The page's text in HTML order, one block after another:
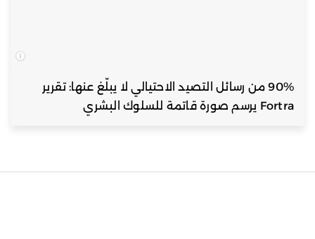
90% من رسائل التصيد الاحتيالي لا يبلّغ عنها: تقرير
Fortra يرسم صورة قاتمة للسلوك البشري